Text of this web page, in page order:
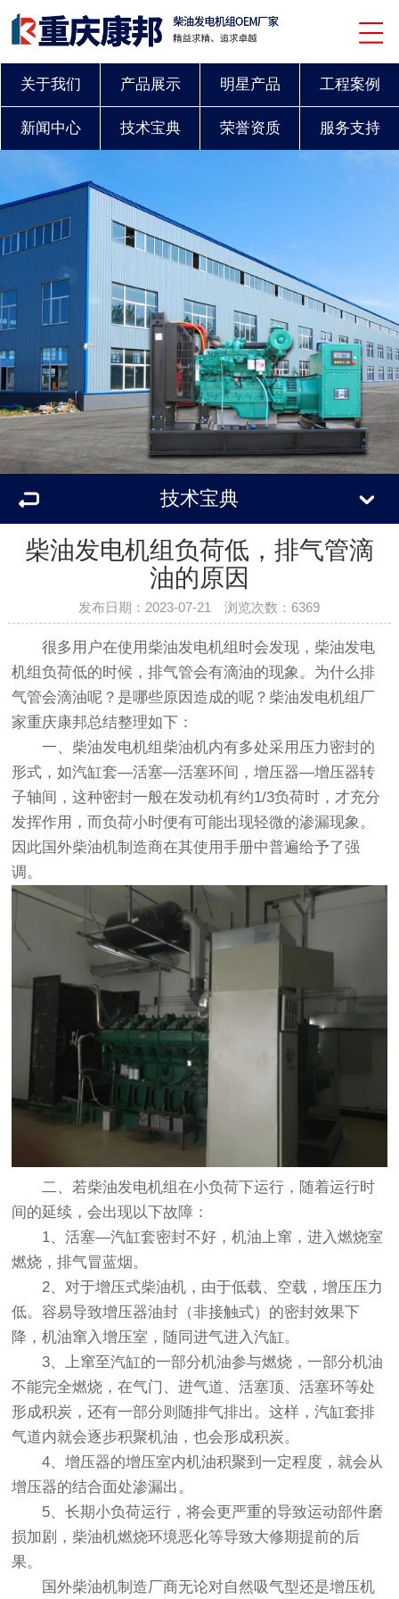
关于我们 产品展示 明星产品 工程案例
新闻中心 技术宝典 荣誉资质 服务支持
技术宝典
柴油发电机组负荷低，排气管滴
油的原因
发布日期：2023-07-21 浏览次数：6369
很多用户在使用柴油发电机组时会发现，柴油发电
机组负荷低的时候，排气管会有滴油的现象。为什么排
气管会滴油呢？是哪些原因造成的呢？柴油发电机组厂
家重庆康邦总结整理如下：
一、柴油发电机组柴油机内有多处采用压力密封的
形式，如汽缸套—活塞—活塞环间，增压器—增压器转
子轴间，这种密封一般在发动机有约1/3负荷时，才充分
发挥作用，而负荷小时便有可能出现轻微的渗漏现象。
因此国外柴油机制造商在其使用手册中普遍给予了强
调。
二、若柴油发电机组在小负荷下运行，随着运行时
间的延续，会出现以下故障：
1、活塞—汽缸套密封不好，机油上窜，进入燃烧室
燃烧，排气冒蓝烟。
2、对于增压式柴油机，由于低载、空载，增压压力
低。容易导致增压器油封（非接触式）的密封效果下
降，机油窜入增压室，随同进气进入汽缸。
3、上窜至汽缸的一部分机油参与燃烧，一部分机油
不能完全燃烧，在气门、进气道、活塞顶、活塞环等处
形成积炭，还有一部分则随排气排出。这样，汽缸套排
气道内就会逐步积聚机油，也会形成积炭。
4、增压器的增压室内机油积聚到一定程度，就会从
增压器的结合面处渗漏出。
5、长期小负荷运行，将会更严重的导致运动部件磨
损加剧，柴油机燃烧环境恶化等导致大修期提前的后
果。
国外柴油机制造厂商无论对自然吸气型还是增压机